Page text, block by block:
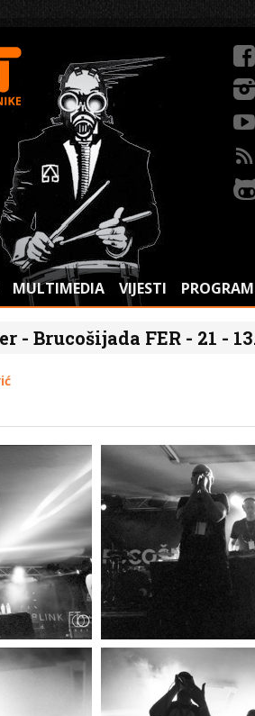
MULTIMEDIA VIJESTI PROGRAM
- Brucošijada FER - 21 -